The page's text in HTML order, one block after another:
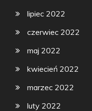
lipiec 2022
czerwiec 2022
maj 2022
kwiecień 2022
marzec 2022
luty 2022